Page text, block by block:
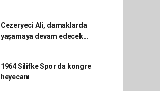
Cezeryeci Ali, damaklarda
yaşamaya devam edecek…
1964 Silifke Spor da kongre
heyecanı